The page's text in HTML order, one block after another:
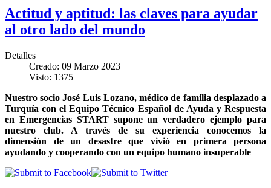
Actitud y aptitud: las claves para ayudar
al otro lado del mundo
Detalles
Creado: 09 Marzo 2023
Visto: 1375
Nuestro socio José Luis Lozano, médico de familia desplazado a
Turquía con elEquipo Técnico Español de Ayuda y Respuesta
en Emergencias STARTsupone un verdadero ejemplo para
nuestro club. A través de su experiencia conocemos la
dimensión de un desastre que vivió en primera persona
ayudando y cooperando con un equipo humano insuperable